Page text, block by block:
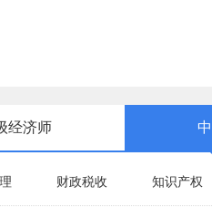
经济师
财政税收 知识产权